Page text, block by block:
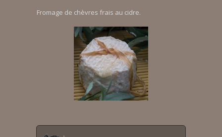
Fromage de chèvres frais au cidre.